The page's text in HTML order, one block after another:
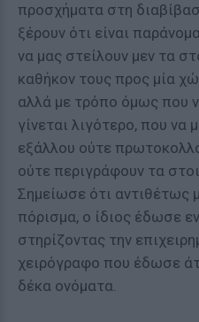
προσχήματα στη
ξέρουν ότι είναι
να μας στείλουν μεν τα
καθήκον τους προς μία
αλλά με τρόπο όμως που
γίνεται λιγότερο, που να
εξάλλου ούτε
ούτε περιγράφουν τα
Σημείωσε ότι αντιθέτως
πόρισμα, ο ίδιος έδωσε
στηρίζοντας την
χειρόγραφο που έδωσε
δέκα ονόματα.